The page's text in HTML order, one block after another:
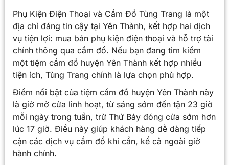
Phụ Kiện Điện Thoại và Cầm Đồ Tùng Trang là một
địa chỉ đáng tin cậy tại Yên Thành, kết hợp hai dịch
vụ tiện lợi: mua bán phụ kiện điện thoại và hỗ trợ tài
chính thông qua cầm đồ. Nếu bạn đang tìm kiếm
một tiệm cầm đồ huyện Yên Thành kết hợp nhiều
tiện ích, Tùng Trang chính là lựa chọn phù hợp.
Điểm nổi bật của tiệm cầm đồ huyện Yên Thành này
là giờ mở cửa linh hoạt, từ sáng sớm đến tận 23 giờ
mỗi ngày trong tuần, trừ Thứ Bảy đóng cửa sớm hơn
lúc 17 giờ. Điều này giúp khách hàng dễ dàng tiếp
cận các dịch vụ cầm đồ khi cần, kể cả ngoài giờ
hành chính.